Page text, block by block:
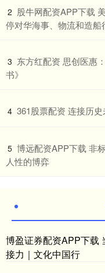
2 股牛网配资APP下载
停对华海事、物流和造
3 东方红配资 思创医惠
书》
4 ​361股票配资 连接历
5 博远配资APP下载 非
人性的博弈
博盈证券配资APP下载
接力｜文化中国行